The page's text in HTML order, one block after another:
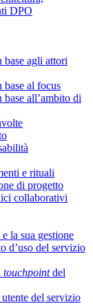
DPO
agli attori
al focus
all’ambito di
e rituali
di progetto
collaborativi
la sua gestione
d’uso del servizio
touchpointdel
del servizio